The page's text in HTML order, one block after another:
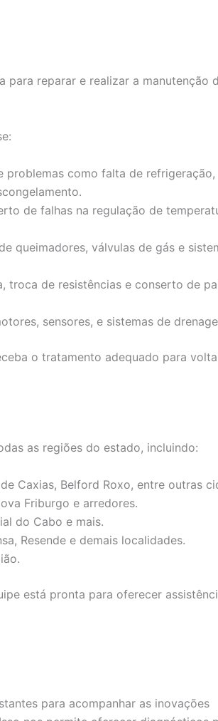
reparar e realizar a manutenção
problemas como falta de refrigeração,
de falhas na regulação de
queimadores, válvulas de gás e
troca de resistências e conserto de
sensores, e sistemas de
o tratamento adequado para
as regiões do estado, incluindo:
Caxias, Belford Roxo, entre outras
Friburgo e arredores.
do Cabo e mais.
Resende e demais localidades.
está pronta para oferecer
para acompanhar as inovações